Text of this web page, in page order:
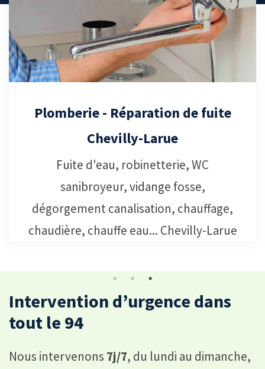
Débouchage canalisation - Val-de-
Marne (94)
Services de débouchage canalisation
Chevilly-Larue, notre équipe
professionnelle effectuera le nécessaire
pour déboucher les canalisations.
Intervention d’urgence dans
tout le 94
Nous intervenons 7j/7, du lundi au dimanche,